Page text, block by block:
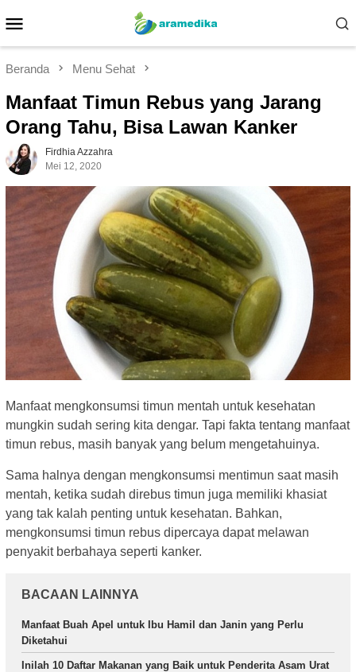
ke
kontenMobile
Beranda Menu Sehat
Manfaat Timun Rebus yang Jarang
Orang Tahu, Bisa Lawan Kanker
Firdhia Azzahra
Mei 12, 2020
Manfaat mengkonsumsi timun mentah untuk kesehatan
mungkin sudah sering kita dengar. Tapi fakta tentang manfaat
timun rebus, masih banyak yang belum mengetahuinya.
Sama halnya dengan mengkonsumsi mentimun saat masih
mentah, ketika sudah direbus timun juga memiliki khasiat
yang tak kalah penting untuk kesehatan. Bahkan,
mengkonsumsi timun rebus dipercaya dapat melawan
penyakit berbahaya seperti kanker.
BACAAN LAINNYA
Manfaat Buah Apel untuk Ibu Hamil dan Janin yang Perlu
Diketahui
Inilah 10 Daftar Makanan yang Baik untuk Penderita Asam Urat